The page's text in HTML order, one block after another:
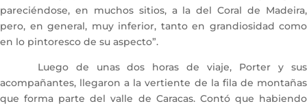
pareciéndose, en muchos sitios, a la del Coral de Madeira,
pero, en general, muy inferior, tanto en grandiosidad como
en lo pintoresco de su aspecto”.
Luego de unas dos horas de viaje, Porter y sus
acompañantes, llegaron a la vertiente de la fila de montañas
que forma parte del valle de Caracas. Contó que habiendo